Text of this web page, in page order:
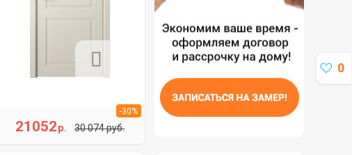
21052р. 30 074 руб.
-30%
0